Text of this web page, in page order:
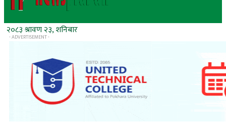
२०८३ श्रावण २३, शनिबार
- ADVERTISEMENT -